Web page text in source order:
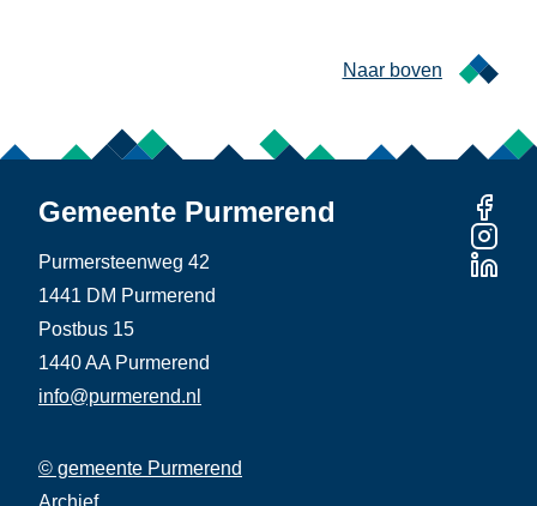
Naar boven
Gemeente Purmerend
Purmersteenweg 42
1441 DM Purmerend
Postbus 15
1440 AA Purmerend
info@purmerend.nl
Linker
© gemeente Purmerend
Archief